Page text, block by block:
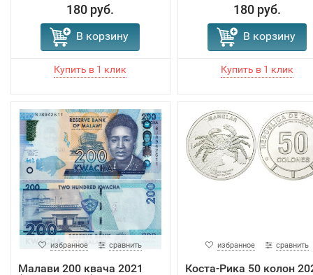
180 руб.
В корзину
180 руб.
В корзину
избранное сравнить
Малави 200 квача 2021
избранное сравнить
Коста-Рика 50 колон